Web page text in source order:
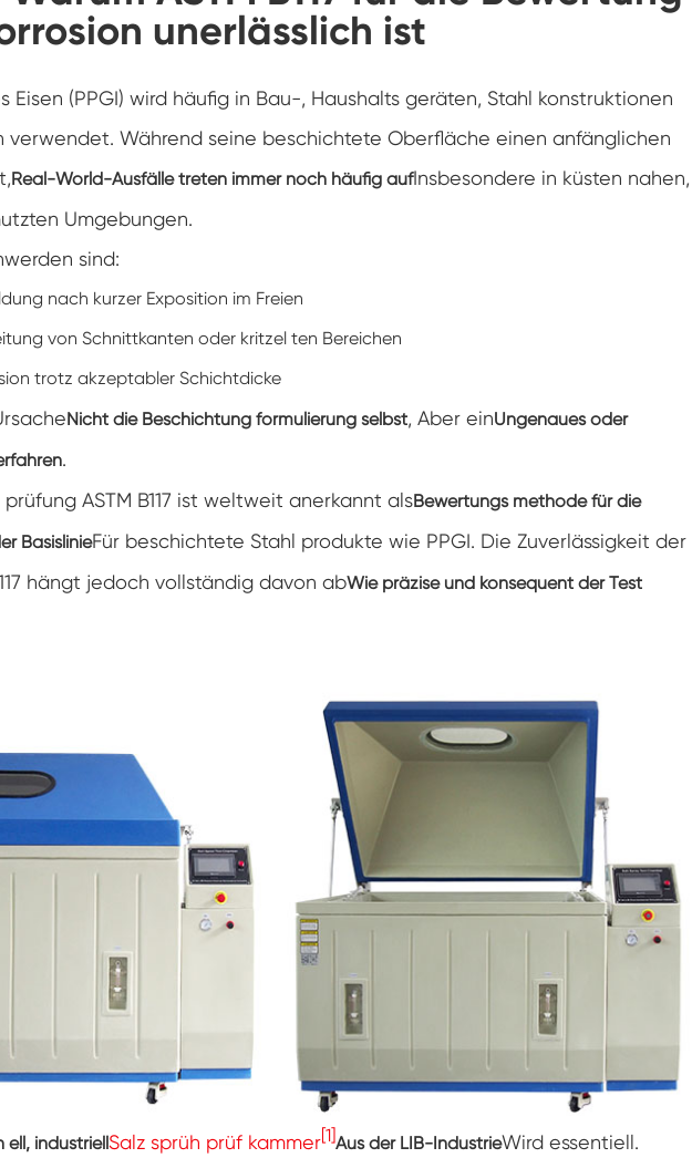
Gefrier widerstands prüf kammer
Kammer für kalte Umwelt
Konstantes Klima kabinett
Runaway-Kammer
Temperatur-Vibrations maschine
Industrie ofen für Batterien
Doppelte Tür benutzer definierte
Heiße kalte Feuchtigkeits-Kammer
Temperatur- und Feuchtegesteuerte
Umweltkonditionierungseinheit
Temperatur-und Niederluftdruck-Prüf
Temperatur-Umwelt simulations kammer
Nass-Glühbirnen-Gaze für Temperatur-
Feuchtigkeits-Kammern
Vielseitige Umwelt prüfungs kammer
Luft feuchtigkeit Umwelt Prüf kammer
Konstante Temperatur kammer
PV-Umweltprüfkammer
unerlässlich ist
Eisen (PPGI) wird häufig in Bau-, Haushalts geräten, Stahl konstruktionen
verwendet. Während seine beschichtete Oberfläche einen anfänglichen
Real-World-Ausfälle treten immer noch häufig aufInsbesondere in küsten nahen,
Umgebungen.
sind:
nach kurzer Exposition im Freien
von Schnittkanten oder kritzel ten Bereichen
trotz akzeptabler Schichtdicke
Nicht die Beschichtung formulierung selbst, Aber einUngenaues oder
.
ASTM B117 ist weltweit anerkannt alsBewertungs methode für die
BasislinieFür beschichtete Stahl produkte wie PPGI. Die Zuverlässigkeit der
hängt jedoch vollständig davon abWie präzise und konsequent der Test
ell, industriell Salz sprüh prüf kammer[1]Aus der LIB-IndustrieWird essentiell.